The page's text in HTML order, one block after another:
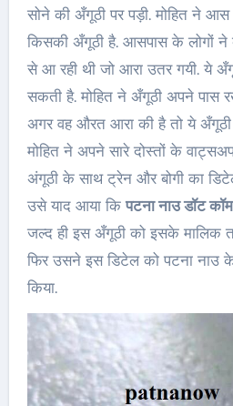
सोने की अँगूठी पर पड़ी. मोहित ने
किसकी अँगूठी है. आसपास के लोगों ने
से आ रही थी जो आरा उतर गयी. ये
सकती है. मोहित ने अँगूठी अपने पास
अगर वह औरत आरा की है तो ये
मोहित ने अपने सारे दोस्तों के
अंगूठी के साथ ट्रेन और बोगी का
उसे याद आया किपटना नाउ डॉट कॉम
जल्द ही इस अँगूठी को इसके मालिक
फिर उसने इस डिटेल को पटना नाउ
किया.